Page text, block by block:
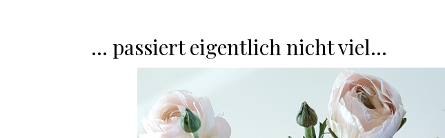
… passiert eigentlich nicht viel…